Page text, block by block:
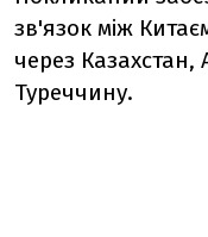
зв'язок між
через Казахстан,
Туреччину.